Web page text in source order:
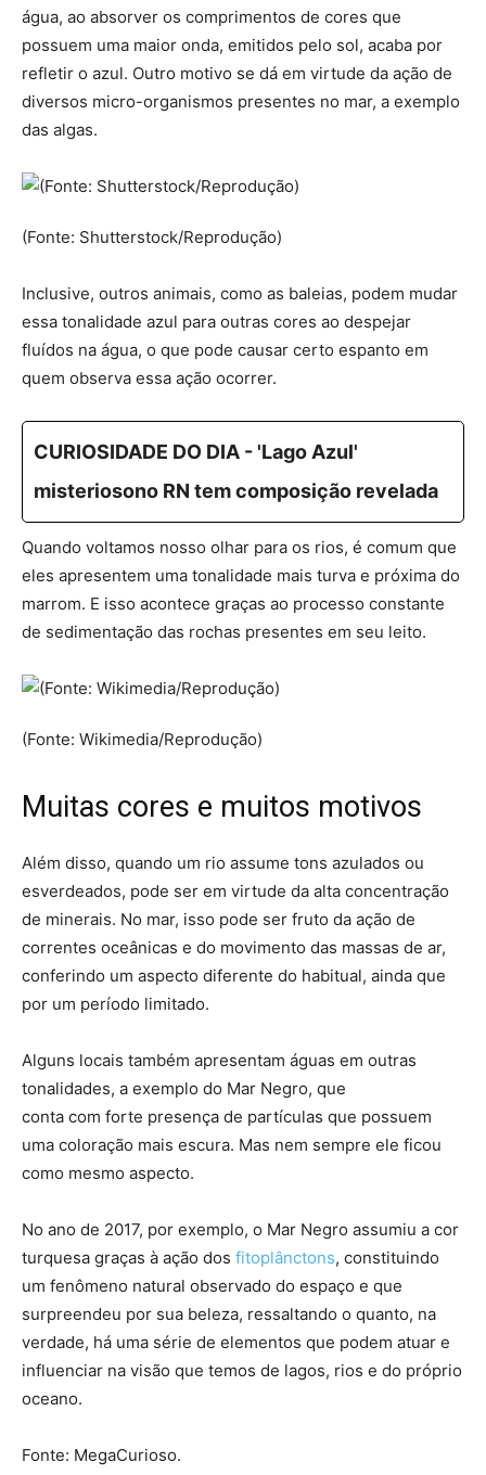
água, ao absorver os comprimentos de cores que
possuem uma maior onda, emitidos pelo sol, acaba por
refletir o azul. Outro motivo se dá em virtude da ação de
diversos micro-organismos presentes no mar, a exemplo
das algas.
(Fonte: Shutterstock/Reprodução)
Inclusive, outros animais, como as baleias, podem mudar
essa tonalidade azul para outras cores ao despejar
fluídos na água, o que pode causar certo espanto em
quem observa essa ação ocorrer.
CURIOSIDADE DO DIA - 'Lago Azul'
misteriosono RN tem composição revelada
Quando voltamos nosso olhar para os rios, é comum que
eles apresentem uma tonalidade mais turva e próxima do
marrom. E isso acontece graças ao processo constante
de sedimentação das rochas presentes em seu leito.
(Fonte: Wikimedia/Reprodução)
Muitas cores e muitos motivos
Além disso, quando um rio assume tons azulados ou
esverdeados, pode ser em virtude da alta concentração
de minerais. No mar, isso pode ser fruto da ação de
correntes oceânicas e do movimento das massas de ar,
conferindo um aspecto diferente do habitual, ainda que
por um período limitado.
Alguns locais também apresentam águas em outras
tonalidades, a exemplo do Mar Negro, que
conta com forte presença de partículas que possuem
uma coloração mais escura. Mas nem sempre ele ficou
como mesmo aspecto.
No ano de 2017, por exemplo, o Mar Negro assumiu a cor
turquesa graças à ação dos fitoplânctons, constituindo
um fenômeno natural observado do espaço e que
surpreendeu por sua beleza, ressaltando o quanto, na
verdade, há uma série de elementos que podem atuar e
influenciar na visão que temos de lagos, rios e do próprio
oceano.
Fonte: MegaCurioso.